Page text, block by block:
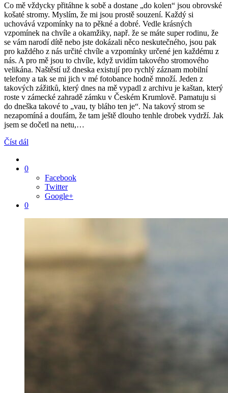
Co mě vždycky přitáhne k sobě a dostane „do kolen“ jsou obrovské
košaté stromy. Myslím, že mi jsou prostě souzení. Každý si
uchovává vzpomínky na to pěkné a dobré. Vedle krásných
vzpomínek na chvíle a okamžiky, např. že se máte super rodinu, že
se vám narodí dítě nebo jste dokázali něco neskutečného, jsou pak
pro každého z nás určité chvíle a vzpomínky určené jen každému z
nás. A pro mě jsou to chvíle, když uvidím takového stromového
velikána. Naštěstí už dneska existují pro rychlý záznam mobilní
telefony a tak se mi jich v mé fotobance hodně množí. Jeden z
takových zážitků, který dnes na mě vypadl z archivu je kaštan, který
roste v zámecké zahradě zámku v Českém Krumlově. Pamatuju si
do dneška takové to „vau, ty bláho ten je“. Na takový strom se
nezapomíná a doufám, že tam ještě dlouho tenhle drobek vydrží. Jak
jsem se dočetl na netu,…
Číst dál
0
Facebook
Twitter
Google+
0